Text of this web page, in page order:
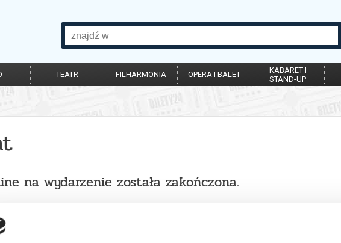
TEATR FILHARMONIA OPERA I BALET
KABARET I
STAND-UP
na wydarzenie została zakończona.